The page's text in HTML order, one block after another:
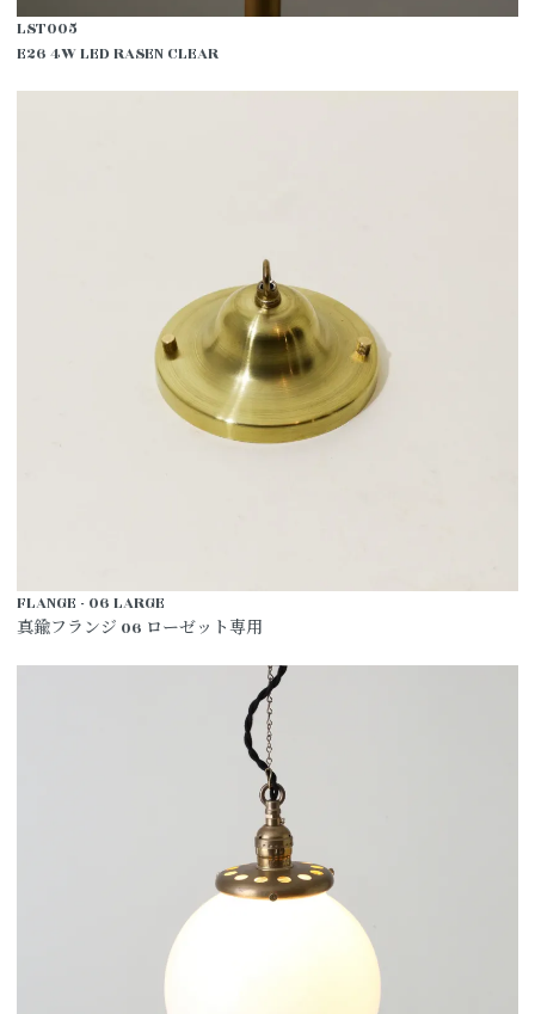
LST005
E26 4W LED RASEN CLEAR
FLANGE - 06 LARGE
真鍮フランジ 06 ローゼット専用